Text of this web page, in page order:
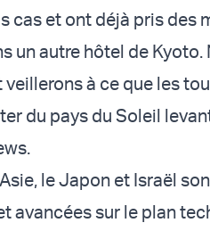
cas et ont déjà pris des
un autre hôtel de Kyoto.
à ce que les
du pays du Soleil
le Japon et Israël
avancées sur le plan